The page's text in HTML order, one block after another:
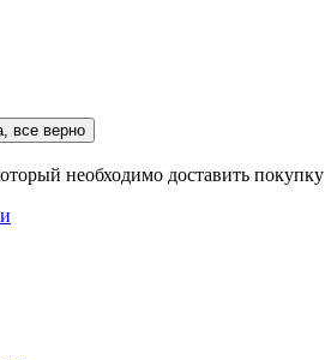
все верно
необходимо доставить покупку